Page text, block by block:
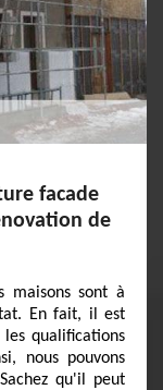
facade
de
maisons sont à
En fait, il est
qualifications
nous pouvons
qu'il peut